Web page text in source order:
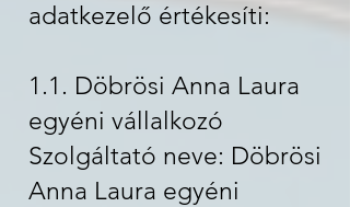
adatkezelő értékesíti:
1.1. Döbrösi Anna Laura
egyéni vállalkozó
Szolgáltató neve: Döbrösi
Anna Laura egyéni